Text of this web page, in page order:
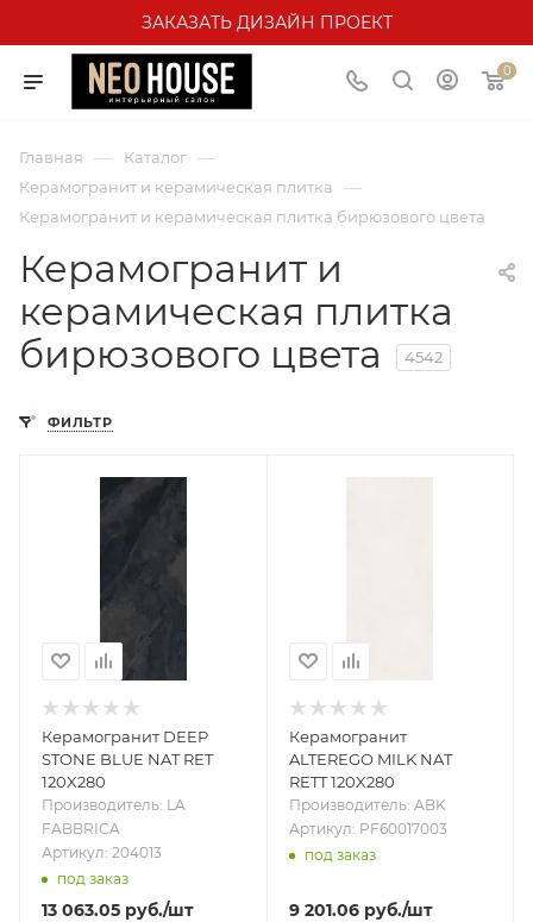
ЗАКАЗАТЬ ДИЗАЙН ПРОЕКТ
0
Главная — Каталог —
Керамогранит и керамическая плитка —
Керамогранит и керамическая плитка бирюзового цвета
Керамогранит и
керамическая плитка
бирюзового цвета
4542
ФИЛЬТР
Керамогранит DEEP
STONE BLUE NAT RET
120X280
Производитель: LA
FABBRICA
Артикул: 204013
под заказ
13 063.05 руб./шт
Керамогранит
ALTEREGO MILK NAT
RETT 120X280
Производитель: ABK
Артикул: PF60017003
под заказ
9 201.06руб./шт